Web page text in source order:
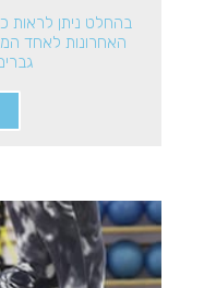
בהחלט ניתן לראות
האחרונות לאחד